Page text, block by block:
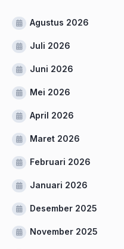
Agustus 2026
Juli 2026
Juni 2026
Mei 2026
April 2026
Maret 2026
Februari 2026
Januari 2026
Desember 2025
November 2025